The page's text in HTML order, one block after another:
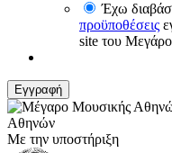
Έχω
προϋποθέσεις
site του
Αθηνών
Με την υποστήριξη